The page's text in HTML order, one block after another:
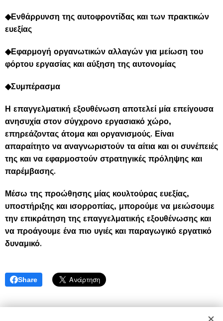
◆Ενθάρρυνση της αυτοφροντίδας και των πρακτικών
ευεξίας
◆Εφαρμογή οργανωτικών αλλαγών για μείωση του
φόρτου εργασίας και αύξηση της αυτονομίας
◆Συμπέρασμα
Η επαγγελματική εξουθένωση αποτελεί μία επείγουσα
ανησυχία στον σύγχρονο εργασιακό χώρο,
επηρεάζοντας άτομα και οργανισμούς. Είναι
απαραίτητο να αναγνωριστούν τα αίτια και οι συνέπειές
της και να εφαρμοστούν στρατηγικές πρόληψης και
παρέμβασης.
Μέσω της προώθησης μίας κουλτούρας ευεξίας,
υποστήριξης και ισορροπίας, μπορούμε να μειώσουμε
την επικράτηση της επαγγελματικής εξουθένωσης και
να προάγουμε ένα πιο υγιές και παραγωγικό εργατικό
δυναμικό.
Share